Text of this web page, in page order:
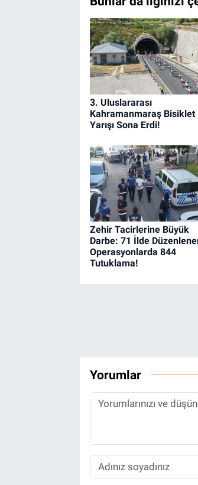
3. Uluslararası
Kahramanmaraş Bisiklet
Yarışı Sona Erdi!
Zehir Tacirlerine Büyük
Darbe: 71 İlde
Operasyonlarda 844
Tutuklama!
Yorumlar